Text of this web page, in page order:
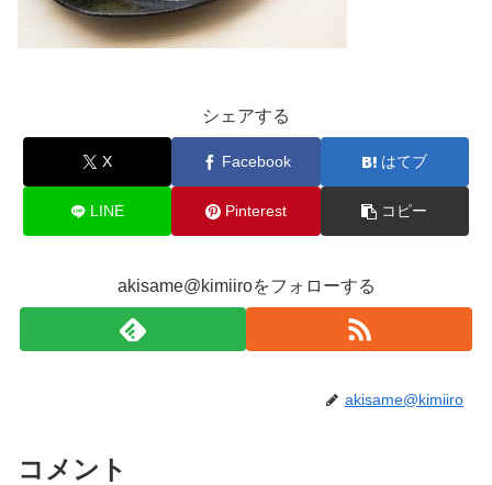
シェアする
X Facebook はてブ
LINE Pinterest コピー
akisame@kimiiroをフォローする
akisame@kimiiro
コメント